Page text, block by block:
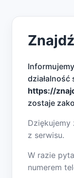
https://
zostaje
z serwisu.
W razie
numerem